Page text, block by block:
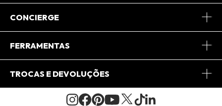
Sobre Nós
Journal
CONCIERGE
Central de Relacionamento
FERRAMENTAS
Minha Conta
Pedido de Presente
TROCAS E DEVOLUÇÕES
Condições Gerais